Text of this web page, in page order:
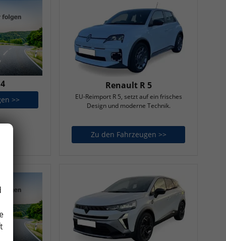
>>
Renault R 5
EU-Reimport R 5, setzt auf ein frisches
Design und moderne Technik.
Zu den Fahrzeugen >>